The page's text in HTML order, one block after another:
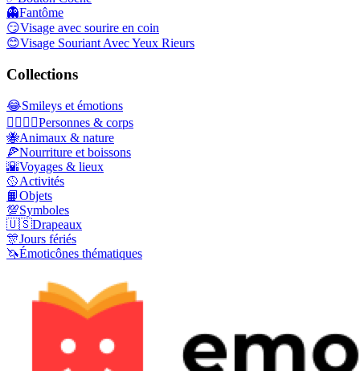
👻Fantôme
😏Visage avec sourire en coin
😊Visage Souriant Avec Yeux Rieurs
Collections
😂Smileys et émotions
👩‍❤️‍💋‍👨Personnes & corps
🐝Animaux & nature
🍕Nourriture et boissons
🌇Voyages & lieux
🥎Activités
📙Objets
💯Symboles
🇺🇸Drapeaux
🎊Jours fériés
🦄Émoticônes thématiques